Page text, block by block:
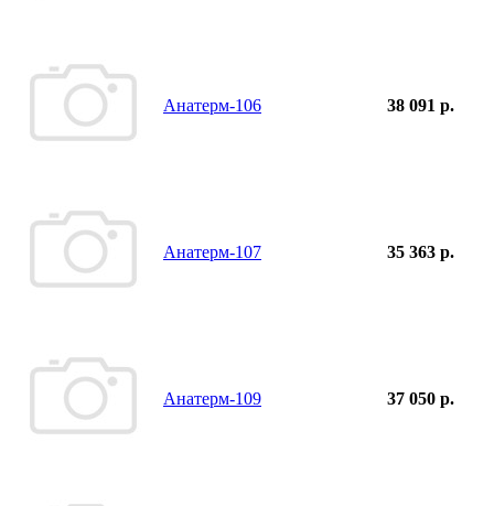
Анатерм-106 38 091 р.
Анатерм-107 35 363 р.
Анатерм-109 37 050 р.